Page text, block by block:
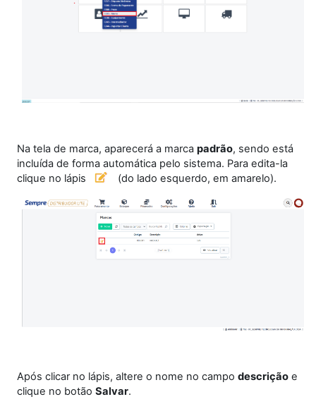
Na tela de marca, aparecerá a marca padrão, sendo está
incluída de forma automática pelo sistema. Para edita-la
clique no lápis
(do lado esquerdo, em amarelo).
Após clicar no lápis, altere o nome no campo descrição e
clique no botão Salvar.